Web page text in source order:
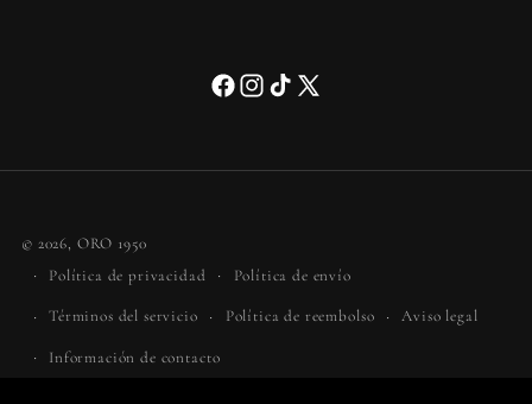
Facebook
Instagram
TikTok
X
© 2026, ORO 1950
Política de privacidad
Política de envío
Términos del servicio Política de reembolso Aviso legal
Información de contacto